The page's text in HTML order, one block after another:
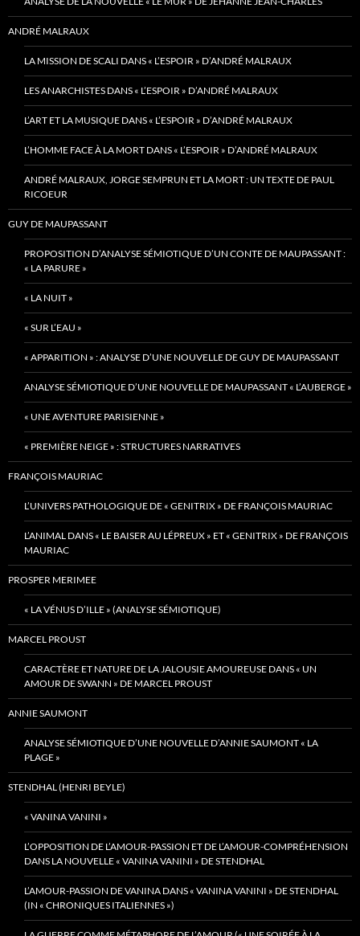
ANDRÉ MALRAUX
LA MISSION DE SCALI DANS « L’ESPOIR » D’ANDRÉ MALRAUX
LES ANARCHISTES DANS « L’ESPOIR » D’ANDRÉ MALRAUX
L’ART ET LA MUSIQUE DANS « L’ESPOIR » D’ANDRÉ MALRAUX
L’HOMME FACE À LA MORT DANS « L’ESPOIR » D’ANDRÉ MALRAUX
ANDRÉ MALRAUX, JORGE SEMPRUN ET LA MORT : UN TEXTE DE PAUL
RICOEUR
GUY DE MAUPASSANT
PROPOSITION D’ANALYSE SÉMIOTIQUE D’UN CONTE DE MAUPASSANT :
« LA PARURE »
« LA NUIT »
« SUR L’EAU »
« APPARITION » : ANALYSE D’UNE NOUVELLE DE GUY DE MAUPASSANT
ANALYSE SÉMIOTIQUE D’UNE NOUVELLE DE MAUPASSANT « L’AUBERGE »
« UNE AVENTURE PARISIENNE »
« PREMIÈRE NEIGE » : STRUCTURES NARRATIVES
FRANÇOIS MAURIAC
L’UNIVERS PATHOLOGIQUE DE « GENITRIX » DE FRANÇOIS MAURIAC
L’ANIMAL DANS « LE BAISER AU LÉPREUX » ET « GENITRIX » DE FRANÇOIS
MAURIAC
PROSPER MERIMEE
« LA VÉNUS D’ILLE » (ANALYSE SÉMIOTIQUE)
MARCEL PROUST
CARACTÈRE ET NATURE DE LA JALOUSIE AMOUREUSE DANS « UN
AMOUR DE SWANN » DE MARCEL PROUST
ANNIE SAUMONT
ANALYSE SÉMIOTIQUE D’UNE NOUVELLE D’ANNIE SAUMONT « LA
PLAGE »
STENDHAL (HENRI BEYLE)
« VANINA VANINI »
L’OPPOSITION DE L’AMOUR-PASSION ET DE L’AMOUR-COMPRÉHENSION
DANS LA NOUVELLE « VANINA VANINI » DE STENDHAL
L’AMOUR-PASSION DE VANINA DANS « VANINA VANINI » DE STENDHAL
(IN « CHRONIQUES ITALIENNES »)